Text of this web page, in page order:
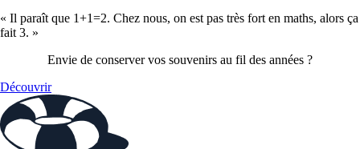
« Il paraît que 1+1=2. Chez nous, on est pas très fort en maths, alors ça
fait 3. »
Envie de conserver vos souvenirs au fil des années ?
Découvrir